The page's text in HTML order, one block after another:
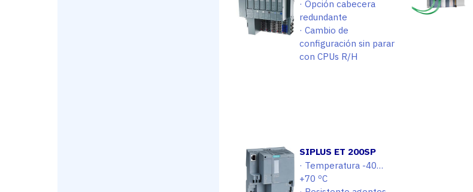
· Opción cabecera
redundante
· Cambio de
configuración sin parar
con CPUs R/H
SIPLUS ET 200SP
· Temperatura -40…
+70 ºC